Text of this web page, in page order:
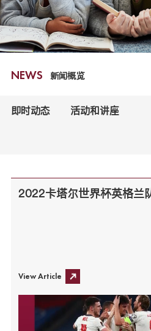
NEWS 新闻概览
即时动态 活动和讲座
View Article